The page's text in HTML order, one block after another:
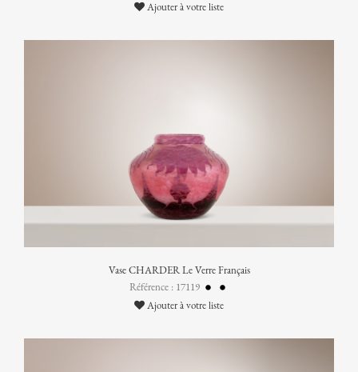
Ajouter à votre liste
Vase CHARDER Le Verre Français
Référence : 17119
Ajouter à votre liste